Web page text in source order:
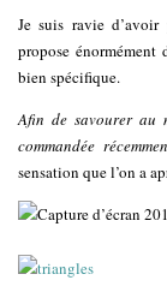
Je suis ravie
propose
bien spécifique.
Afin de savourer au
commandée
sensation que l’on a